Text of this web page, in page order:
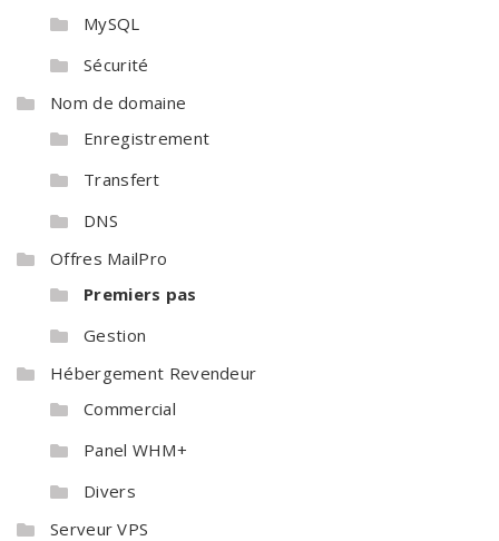
MySQL
Sécurité
Nom de domaine
Enregistrement
Transfert
DNS
Offres MailPro
Premiers pas
Gestion
Hébergement Revendeur
Commercial
Panel WHM+
Divers
Serveur VPS